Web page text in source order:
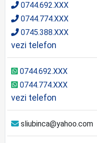
0744.692.XXX
0744.774.XXX
0745.388.XXX
vezi telefon
0744.692.XXX
0744.774.XXX
vezi telefon
sliubinca@yahoo.com